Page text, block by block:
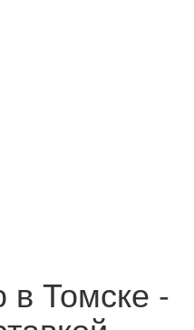
в Томске -